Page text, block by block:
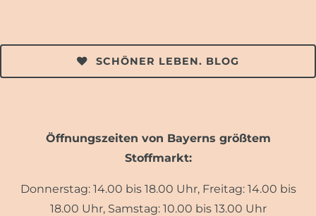
SCHÖNER LEBEN. BLOG
Öffnungszeiten von Bayerns größtem
Stoffmarkt:
Donnerstag: 14.00 bis 18.00 Uhr, Freitag: 14.00 bis
18.00 Uhr, Samstag: 10.00 bis 13.00 Uhr